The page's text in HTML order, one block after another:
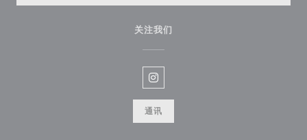
关注我们
Instagram ((在新窗口中打开))
通讯